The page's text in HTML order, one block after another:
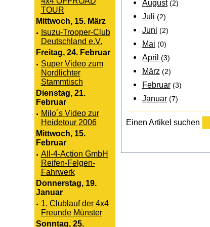
TOUR
Mittwoch, 15. März
· Isuzu-Trooper-Club
Deutschland e.V.
Freitag, 24. Februar
· Super Video zum
Nordlichter
Stammtisch
Dienstag, 21.
Februar
· Milo´s Video zur
Heidetour 2006
Mittwoch, 15.
Februar
· All-4-Action GmbH
Reifen-Felgen-
Fahrwerk
Donnerstag, 19.
Januar
· 1. Clublauf der 4x4
Freunde Münster
Sonntag, 25.
August (2)
Juli (2)
Juni (2)
Mai (0)
April (3)
März (2)
Februar (3)
Januar (7)
Einen Artikel suchen